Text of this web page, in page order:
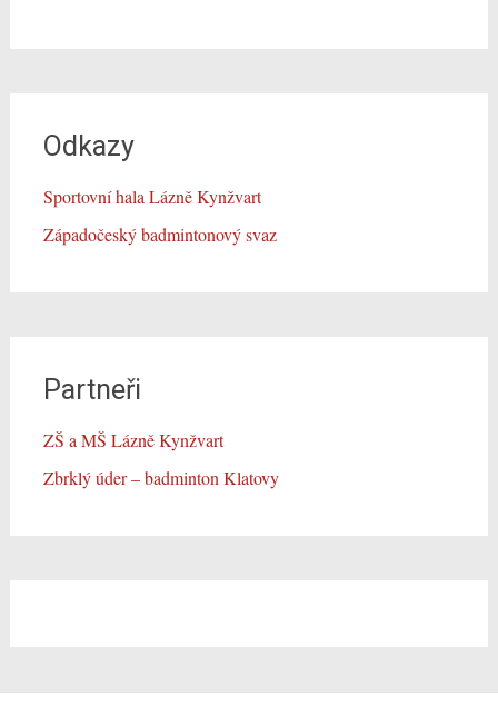
Odkazy
Sportovní hala Lázně Kynžvart
Západočeský badmintonový svaz
Partneři
ZŠ a MŠ Lázně Kynžvart
Zbrklý úder – badminton Klatovy